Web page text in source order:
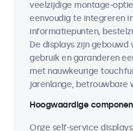
veelzijdige montage-
eenvoudig te integreren
informatiepunten,
De displays zijn gebouwd
gebruik en garanderen
met nauwkeurige
jarenlange, betrouwbare
Hoogwaardige
Onze self-service